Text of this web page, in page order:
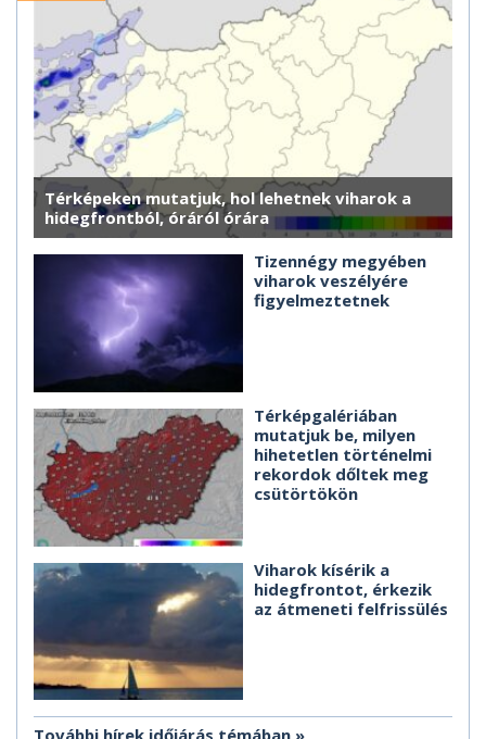
Térképeken mutatjuk, hol lehetnek viharok a
hidegfrontból, óráról órára
Tizennégy megyében
viharok veszélyére
figyelmeztetnek
Térképgalériában
mutatjuk be, milyen
hihetetlen történelmi
rekordok dőltek meg
csütörtökön
Viharok kísérik a
hidegfrontot, érkezik
az átmeneti felfrissülés